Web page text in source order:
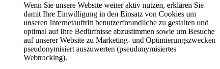
Wenn Sie unsere Website weiter aktiv nutzen, erklären Sie
damit Ihre Einwilligung in den Einsatz von Cookies um
unseren Internetauftritt benutzerfreundliche zu gestalten und
optimal auf Ihre Bedürfnisse abzustimmen sowie um Besuche
auf unserer Website zu Marketing- und Optimierungszwecken
pseudonymisiert auszuwerten (pseudonymisiertes
Webtracking).